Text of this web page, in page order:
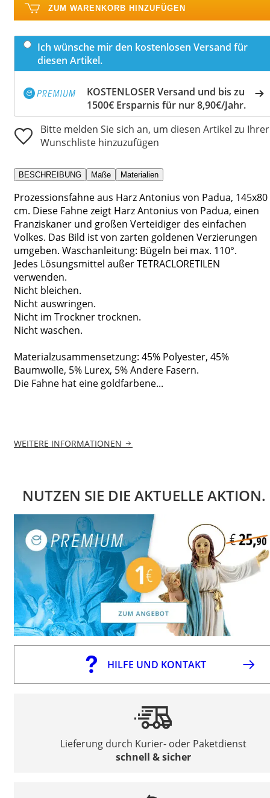
ZUM WARENKORB HINZUFÜGEN
Ich wünsche mir den kostenlosen Versand für
diesen Artikel.
KOSTENLOSER Versand und bis zu
1500€ Ersparnis für nur 8,90€/Jahr.
Bitte melden Sie sich an, um diesen Artikel zu Ihrer
Wunschliste hinzuzufügen
BESCHREIBUNG Maße Materialien
Prozessionsfahne aus Harz Antonius von Padua, 145x80
cm. Diese Fahne zeigt Harz Antonius von Padua, einen
Franziskaner und großen Verteidiger des einfachen
Volkes. Das Bild ist von zarten goldenen Verzierungen
umgeben. Waschanleitung: Bügeln bei max. 110°.
Jedes Lösungsmittel außer TETRACLORETILEN
verwenden.
Nicht bleichen.
Nicht auswringen.
Nicht im Trockner trocknen.
Nicht waschen.
Materialzusammensetzung: 45% Polyester, 45%
Baumwolle, 5% Lurex, 5% Andere Fasern.
Die Fahne hat eine goldfarbene...
WEITERE INFORMATIONEN
NUTZEN SIE DIE AKTUELLE AKTION.
HILFE UND KONTAKT
Lieferung durch Kurier- oder Paketdienst
schnell & sicher